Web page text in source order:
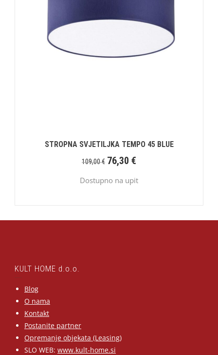
STROPNA SVJETILJKA TEMPO 45 BLUE
109,00€ 76,30 €
Dostupno na upit
KULT HOME d.o.o.
Blog
O nama
Kontakt
Postanite partner
Opremanje objekata (Leasing)
SLO WEB: www.kult-home.si